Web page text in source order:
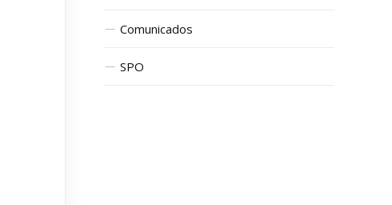
Comunicados
SPO